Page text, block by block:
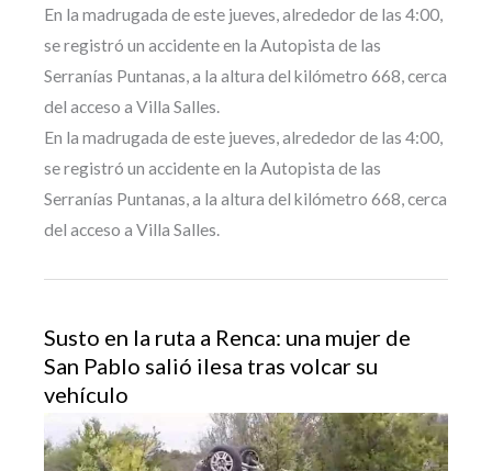
En la madrugada de este jueves, alrededor de las 4:00,
se registró un accidente en la Autopista de las
Serranías Puntanas, a la altura del kilómetro 668, cerca
del acceso a Villa Salles.
En la madrugada de este jueves, alrededor de las 4:00,
se registró un accidente en la Autopista de las
Serranías Puntanas, a la altura del kilómetro 668, cerca
del acceso a Villa Salles.
Susto en la ruta a Renca: una mujer de
San Pablo salió ilesa tras volcar su
vehículo